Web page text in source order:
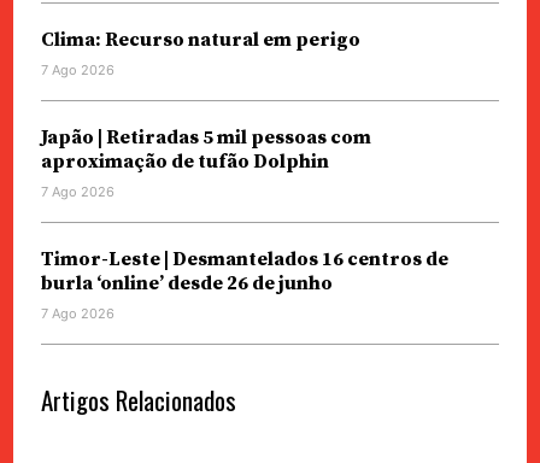
Clima: Recurso natural em perigo
7 Ago 2026
Japão | Retiradas 5 mil pessoas com
aproximação de tufão Dolphin
7 Ago 2026
Timor-Leste | Desmantelados 16 centros de
burla ‘online’ desde 26 de junho
7 Ago 2026
Artigos Relacionados